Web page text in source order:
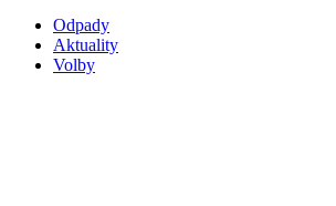
Odpady
Aktuality
Volby